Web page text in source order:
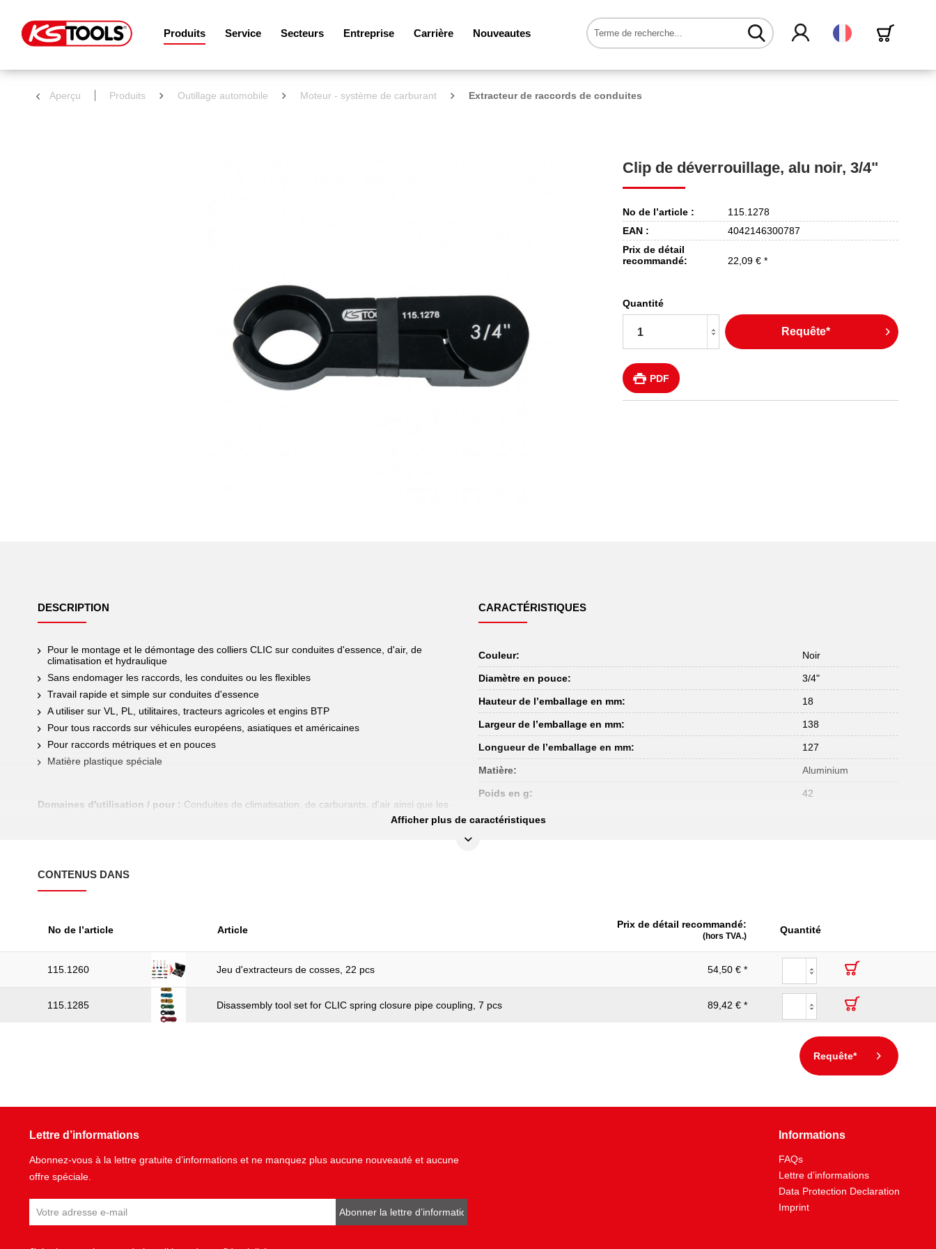
Produits Service Secteurs Entreprise Carrière Nouveautes Français
Aperçu Produits Outillage automobile Moteur - système de carburant Extracteur de raccords de conduites
Clip de déverrouillage, alu noir, 3/4"
No de l’article :
115.1278
EAN :
4042146300787
Prix de détail
recommandé:
22,09 € *
Quantité
Requête*
PDF
DESCRIPTION
Pour le montage et le démontage des colliers CLIC sur conduites d'essence, d'air, de
climatisation et hydraulique
Sans endomager les raccords, les conduites ou les flexibles
Travail rapide et simple sur conduites d'essence
A utiliser sur VL, PL, utilitaires, tracteurs agricoles et engins BTP
Pour tous raccords sur véhicules européens, asiatiques et américaines
Pour raccords métriques et en pouces
Matière plastique spéciale
Domaines d'utilisation / pour : Conduites de climatisation, de carburants, d'air ainsi que les
CARACTÉRISTIQUES
Couleur: Noir
Diamètre en pouce: 3/4"
Hauteur de l’emballage en mm: 18
Largeur de l’emballage en mm: 138
Longueur de l’emballage en mm: 127
Matière: Aluminium
Poids en g: 42
Afficher plus de caractéristiques
CONTENUS DANS
No de l’article Article Prix de détail recommandé:
(hors TVA.)
Quantité
115.1260 Jeu d'extracteurs de cosses, 22 pcs 54,50 € *
115.1285 Disassembly tool set for CLIC spring closure pipe coupling, 7 pcs 89,42 € *
Requête*
Lettre d’informations
Abonnez-vous à la lettre gratuite d’informations et ne manquez plus aucune nouveauté et aucune
offre spéciale.
Abonner la lettre d’informations
Informations
FAQs
Lettre d’informations
Data Protection Declaration
Imprint